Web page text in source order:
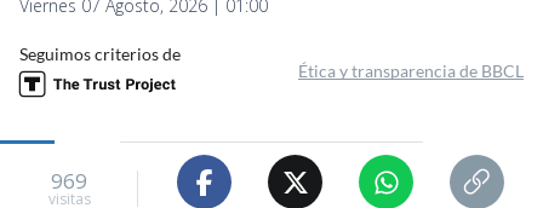
Viernes 07 Agosto, 2026 | 01:00
Seguimos criterios de
Ética y transparencia de BBCL
969
visitas